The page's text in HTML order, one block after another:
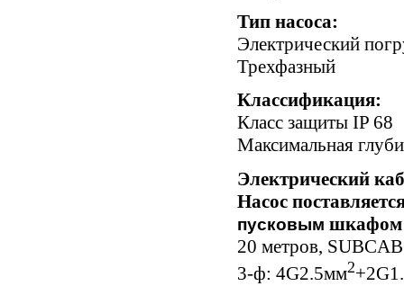
Тип насоса:
Электрический
Трехфазный
Классификация:
Класс защиты IP 68
Максимальная
Электрический
Насос
пусковым шкафом
20 метров,
3-ф: 4G2.5мм2